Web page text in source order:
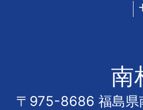
南
〒975-8686 福島県